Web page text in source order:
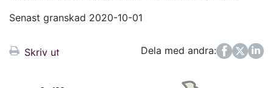
Senast granskad 2020-10-01
Skriv ut Dela med andra:
FacebookTwitter
LinkedIn